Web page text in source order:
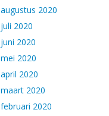
augustus 2020
juli 2020
juni 2020
mei 2020
april 2020
maart 2020
februari 2020